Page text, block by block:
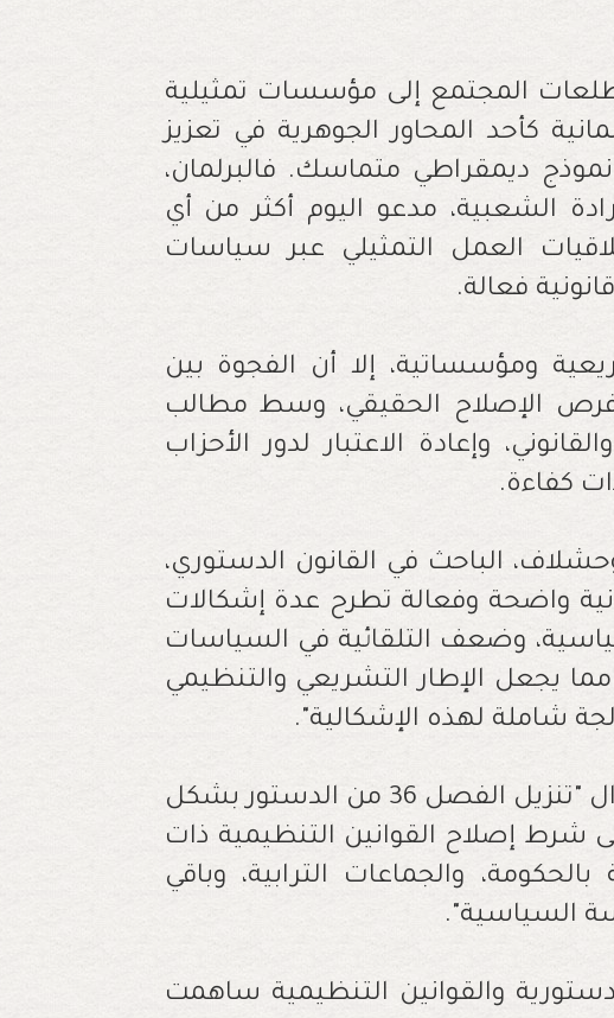
المجتمع إلى مؤسسات تمثيلية
كأحد المحاور الجوهرية في تعزيز
ديمقراطي متماسك. فالبرلمان،
الشعبية، مدعو اليوم أكثر من أي
العمل التمثيلي عبر سياسات
فعالة.
ومؤسساتية، إلا أن الفجوة بين
الإصلاح الحقيقي، وسط مطالب
وإعادة الاعتبار لدور الأحزاب
كفاءة.
الباحث في القانون الدستوري،
واضحة وفعالة تطرح عدة إشكالات
وضعف التلقائية في السياسات
مما يجعل الإطار التشريعي والتنظيمي
شاملة لهذه الإشكالية".
وأشار في حديثه لـ"العلم"، إلى أن سؤال "تنزيل الفصل 36 من الدستور بشكل
إصلاح القوانين التنظيمية ذات
والجماعات الترابية، وباقي
السياسية"
.
والقوانين التنظيمية ساهمت